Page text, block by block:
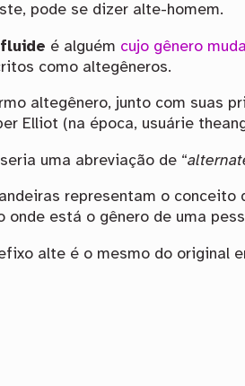
pode se dizer alte-homem.
é alguém cujo gênero
como altegêneros.
altegênero, junto com suas
Elliot (na época, usuárie
uma abreviação de “
representam o conceito
onde está o gênero de uma
alte é o mesmo do original